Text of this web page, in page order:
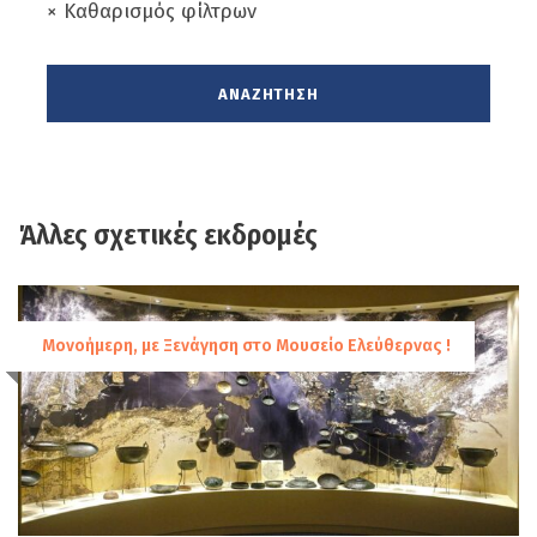
× Καθαρισμός φίλτρων
αναχώρηση για το χωριό
Καστανιές
Ημαθίας, όπου βρίσκεται ηΜονή
Παναγίας Σουμελά, σύμβολο και φάρο
των Ποντίων στον ελλαδικό χώρο,
πνευματικό κέντρο του ποντιακού
Ελληνισμού και έναν από τους
σπουδαιότερους Προσκυνηματικούς
Άλλες σχετικές εκδρομές
Μονοήμερη, με Ξενάγηση στο Μουσείο Ελεύθερνας !